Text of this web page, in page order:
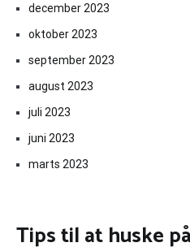
december 2023
oktober 2023
september 2023
august 2023
juli 2023
juni 2023
marts 2023
Tips til at huske